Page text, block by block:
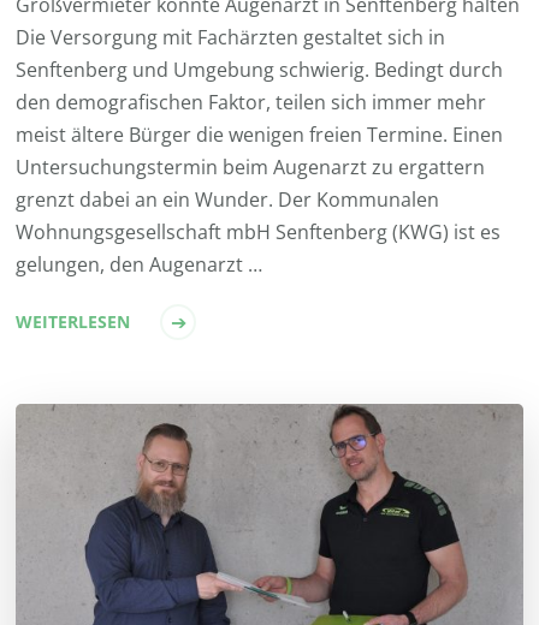
Die Versorgung mit Fachärzten gestaltet sich in
Senftenberg und Umgebung schwierig. Bedingt durch
den demografischen Faktor, teilen sich immer mehr
meist ältere Bürger die wenigen freien Termine. Einen
Untersuchungstermin beim Augenarzt zu ergattern
grenzt dabei an ein Wunder. Der Kommunalen
Wohnungsgesellschaft mbH Senftenberg (KWG) ist es
gelungen, den Augenarzt …
WEITERLESEN